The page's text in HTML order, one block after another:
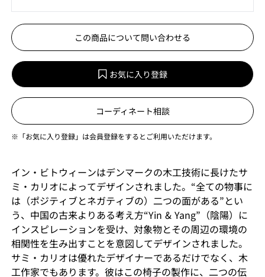
この商品について問い合わせる
お気に入り登録
コーディネート相談
※「お気に入り登録」は会員登録をするとご利用いただけます。
イン・ビトウィーンはデンマークの木工技術に長けたサ
ミ・カリオによってデザインされました。“全ての物事に
は（ポジティブとネガティブの）二つの面がある”とい
う、中国の古来よりある考え方“Yin & Yang”（陰陽）に
インスピレーションを受け、対象物とその周辺の環境の
相関性を生み出すことを意図してデザインされました。
サミ・カリオは優れたデザイナーであるだけでなく、木
工作家でもあります。彼はこの椅子の製作に、二つの伝